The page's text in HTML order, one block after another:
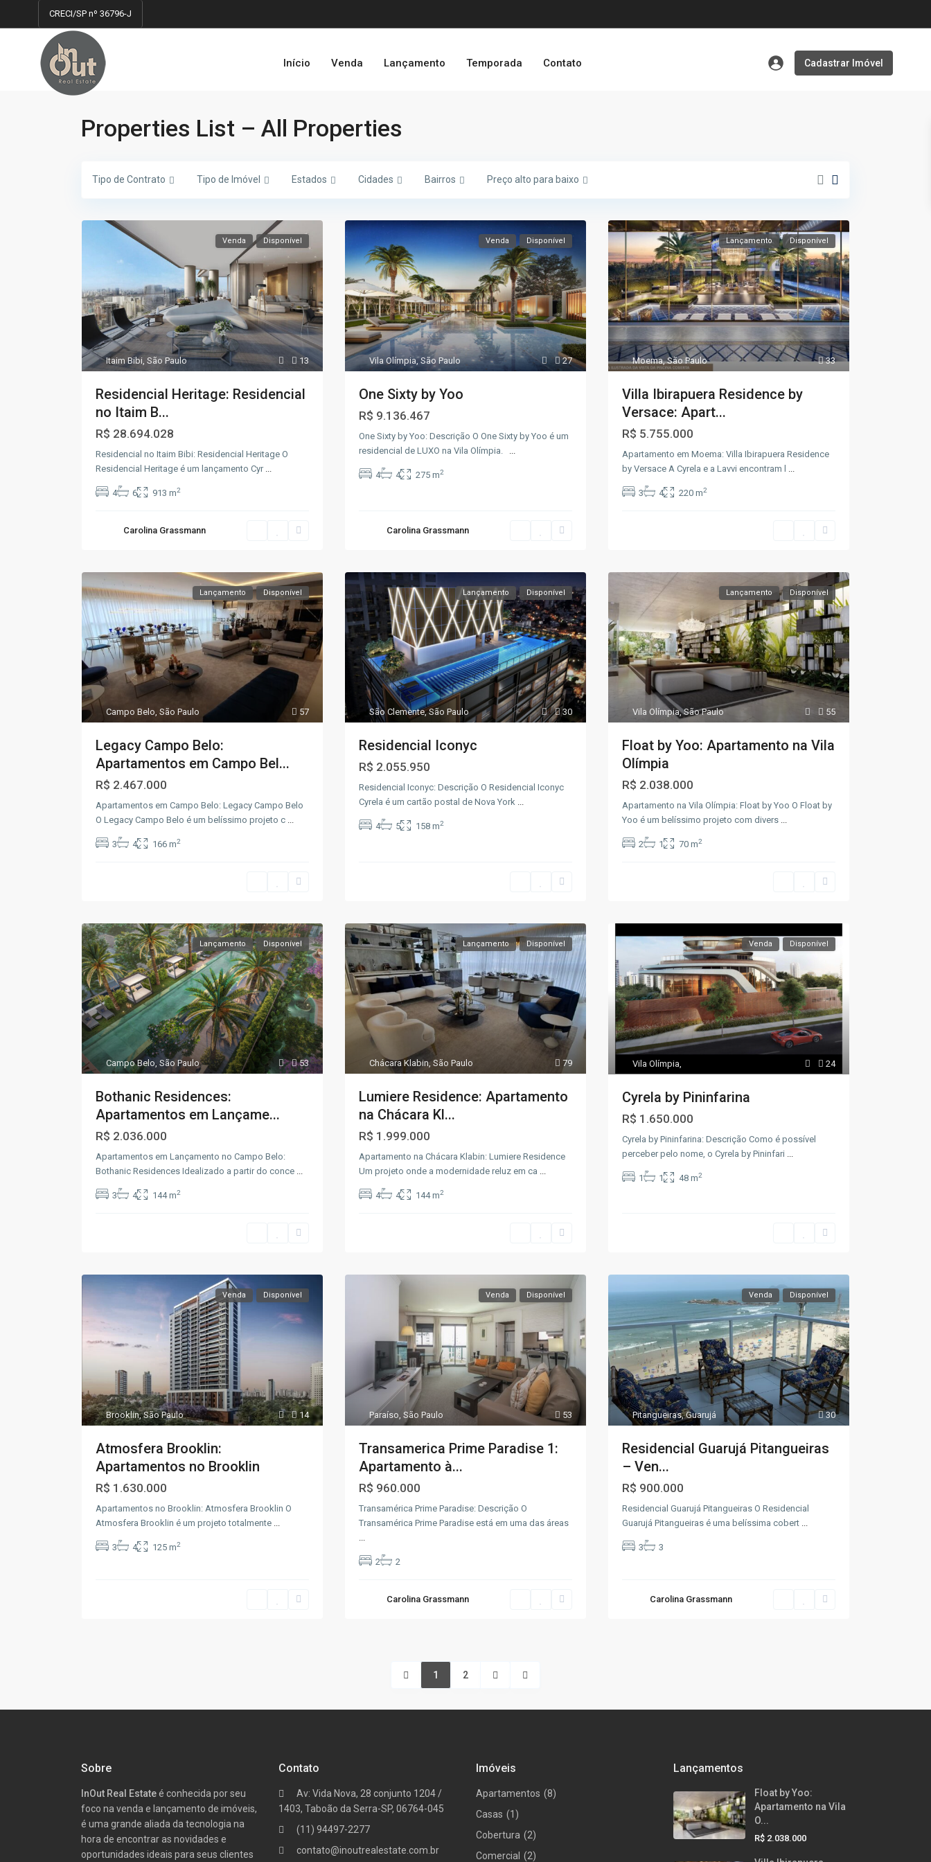
CRECI/SP nº 36796-J
Início Venda Lançamento Temporada Contato Cadastrar Imóvel
Properties List – All Properties
Tipo de Contrato Tipo de Imóvel Estados Cidades Bairros Preço alto para baixo
13
Itaim Bibi São Paulo
Venda Disponível
Residencial Heritage: Residencial
no Itaim B...
R$ 28.694.028
Residencial no Itaim Bibi: Residencial Heritage O
Residencial Heritage é um lançamento Cyr
4 6 913 m2
Carolina Grassmann
27
Vila Olímpia,São Paulo
Venda Disponível
One Sixty by Yoo
R$ 9.136.467
One Sixty by Yoo: Descrição O One Sixty by Yoo é um
residencial de LUXO na Vila Olímpia.
4 4 275 m2
Carolina Grassmann
33
Moema,São Paulo
Lançamento Disponível
Villa Ibirapuera Residence by
Versace: Apart...
R$ 5.755.000
Apartamento em Moema: Villa Ibirapuera Residence
by Versace A Cyrela e a Lavvi encontram l
3 4 220 m2
57
Campo Belo São Paulo
Lançamento Disponível
Legacy Campo Belo:
Apartamentos em Campo Bel...
R$ 2.467.000
Apartamentos em Campo Belo: Legacy Campo Belo
O Legacy Campo Belo é um belíssimo projeto c
3 4 166 m2
30
São Clemente,São Paulo
Lançamento Disponível
Residencial Iconyc
R$ 2.055.950
Residencial Iconyc: Descrição O Residencial Iconyc
Cyrela é um cartão postal de Nova York ...
4 5 158 m2
55
Vila Olímpia,São Paulo
Lançamento Disponível
Float by Yoo: Apartamento na Vila
Olímpia
R$ 2.038.000
Apartamento na Vila Olímpia: Float by Yoo O Float by
Yoo é um belíssimo projeto com divers
2 1 70 m2
53
Campo Belo, São Paulo
Lançamento Disponível
Bothanic Residences:
Apartamentos em Lançame...
R$ 2.036.000
Apartamentos em Lançamento no Campo Belo:
Bothanic Residences Idealizado a partir do conce ...
3 4 144 m2
79
Chácara Klabin, São Paulo
Lançamento Disponível
Lumiere Residence: Apartamento
na Chácara Kl...
R$ 1.999.000
Apartamento na Chácara Klabin: Lumiere Residence
Um projeto onde a modernidade reluz em ca ...
4 4 144 m2
24
Vila Olímpia
Venda Disponível
Cyrela by Pininfarina
R$ 1.650.000
Cyrela by Pininfarina: Descrição Como é possível
perceber pelo nome, o Cyrela by Pininfari
1 1 48 m2
14
Brooklin,São Paulo
Venda Disponível
Atmosfera Brooklin:
Apartamentos no Brooklin
R$ 1.630.000
Apartamentos no Brooklin: Atmosfera Brooklin O
Atmosfera Brooklin é um projeto totalmente
3 4 125 m2
53
Paraíso São Paulo
Venda Disponível
Transamerica Prime Paradise 1:
Apartamento à...
R$ 960.000
Transamérica Prime Paradise: Descrição O
Transamérica Prime Paradise está em uma das áreas
2 2
Carolina Grassmann
30
Pitangueiras,Guarujá
Venda Disponível
Residencial Guarujá Pitangueiras
– Ven...
R$ 900.000
Residencial Guarujá Pitangueiras O Residencial
Guarujá Pitangueiras é uma belíssima cobert
3 3
Carolina Grassmann
1 2
Sobre
InOut Real Estateé conhecida por seu
foco na venda e lançamento de imóveis,
é uma grande aliada da tecnologia na
hora de encontrar as novidades e
oportunidades ideais para seus clientes
Contato
Av: Vida Nova, 28 conjunto 1204 /
1403, Taboão da Serra-SP, 06764-045
(11) 94497-2277
contato@inoutrealestate.com.br
Imóveis
Apartamentos (8)
Casas (1)
Cobertura (2)
Comercial (2)
Lançamentos
Float by Yoo:
Apartamento na Vila
O...
R$ 2.038.000